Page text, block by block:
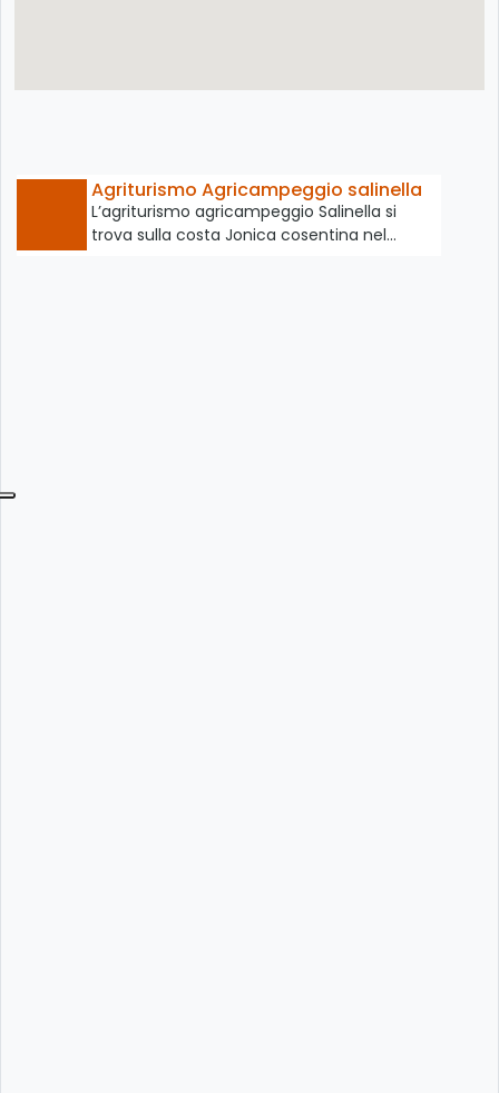
Agriturismo Agricampeggio salinella
L’agriturismo agricampeggio Salinella si
trova sulla costa Jonica cosentina nel…